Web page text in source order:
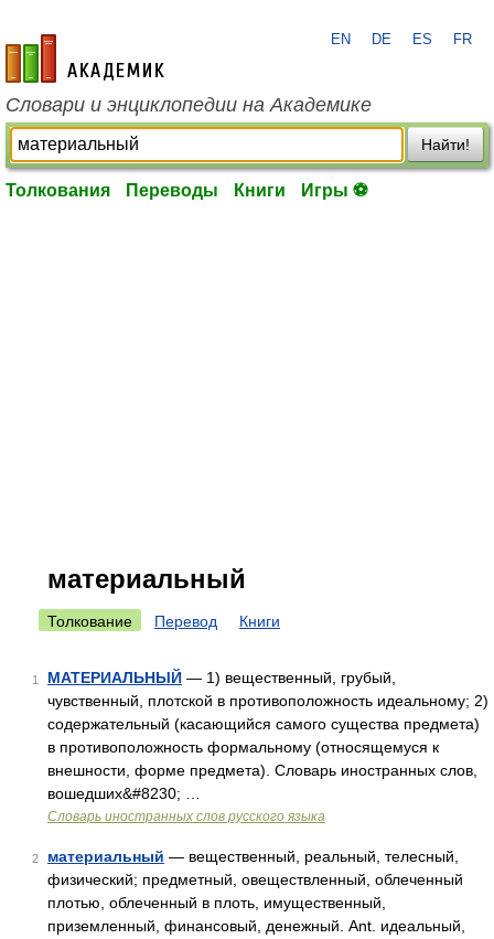
academic.ru
EN DE ES FR
Словари и энциклопедии на Академике
Найти!
Толкования Переводы Книги Игры ⚽
материальный
Толкование Перевод Книги
1 МАТЕРИАЛЬНЫЙ — 1) вещественный, грубый,
чувственный, плотской в противоположность идеальному; 2)
содержательный (касающийся самого существа предмета)
в противоположность формальному (относящемуся к
внешности, форме предмета). Словарь иностранных слов,
вошедших&#8230; …
Словарь иностранных слов русского языка
2 материальный — вещественный, реальный, телесный,
физический; предметный, овеществленный, облеченный
плотью, облеченный в плоть, имущественный,
приземленный, финансовый, денежный. Ant. идеальный,